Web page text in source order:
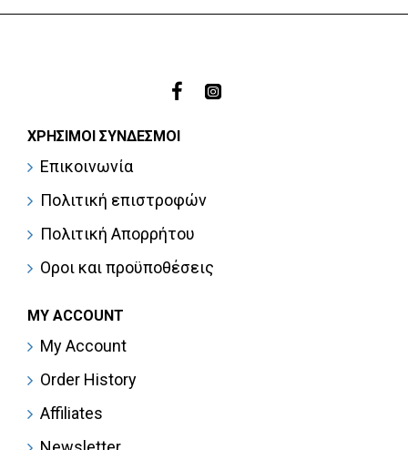
ΧΡΉΣΙΜΟΙ ΣΎΝΔΕΣΜΟΙ
Επικοινωνία
Πολιτική επιστροφών
Πολιτική Απορρήτου
Οροι και προϋποθέσεις
MY ACCOUNT
My Account
Order History
Affiliates